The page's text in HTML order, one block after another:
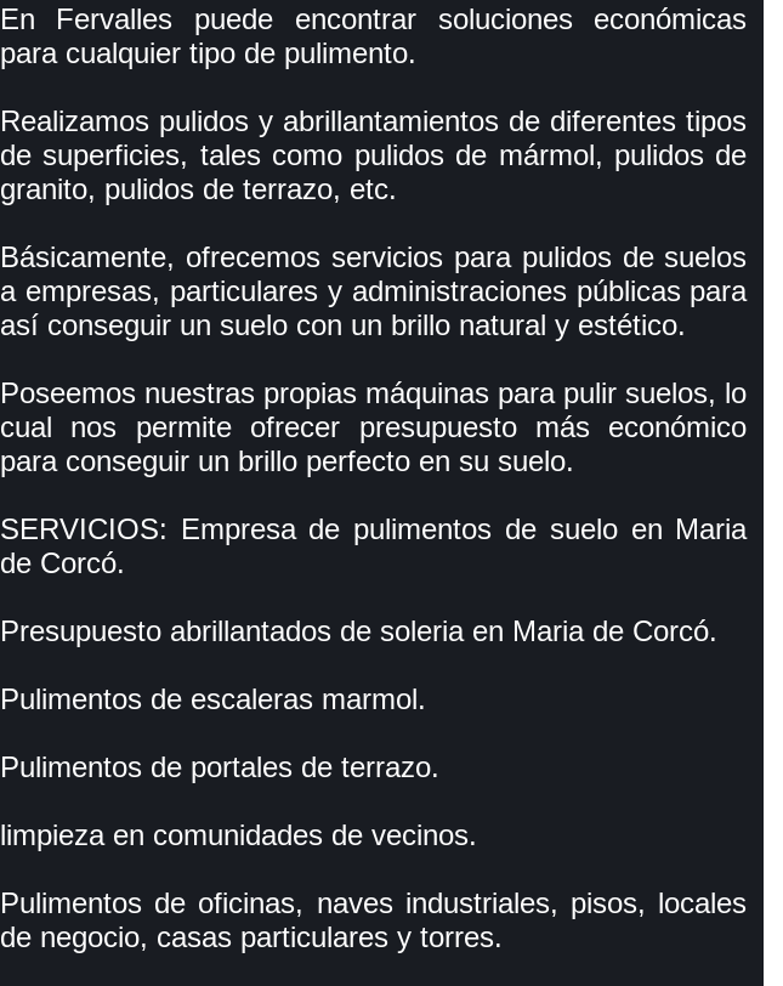
En Fervalles puede encontrar soluciones económicas
para cualquier tipo de pulimento.
Realizamos pulidos y abrillantamientos de diferentes tipos
de superficies, tales como pulidos de mármol, pulidos de
granito, pulidos de terrazo, etc.
Básicamente, ofrecemos servicios para pulidos de suelos
a empresas, particulares y administraciones públicas para
así­ conseguir un suelo con un brillo natural y estético.
Poseemos nuestras propias máquinas para pulir suelos, lo
cual nos permite ofrecer presupuesto más económico
para conseguir un brillo perfecto en su suelo.
SERVICIOS: Empresa de pulimentos de suelo en Maria
de Corcó.
Presupuesto abrillantados de soleria en Maria de Corcó.
Pulimentos de escaleras marmol.
Pulimentos de portales de terrazo.
limpieza en comunidades de vecinos.
Pulimentos de oficinas, naves industriales, pisos, locales
de negocio, casas particulares y torres.